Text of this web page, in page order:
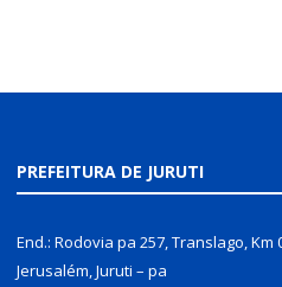
PREFEITURA DE JURUTI
End.: Rodovia pa 257, Translago, Km
Jerusalém, Juruti – pa